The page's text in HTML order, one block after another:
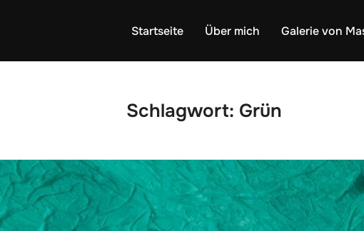
Startseite Über mich Galerie von
Schlagwort: Grün